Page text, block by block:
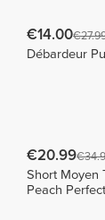
€14.00
Débardeur
€20.99
Short Moyen
Peach